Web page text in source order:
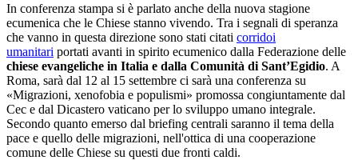
In conferenza stampa si è parlato anche della nuova stagione
ecumenica che le Chiese stanno vivendo. Tra i segnali di speranza
che vanno in questa direzione sono stati citati corridoi
umanitari portati avanti in spirito ecumenico dalla Federazione delle
chiese evangeliche in Italia e dalla Comunità di Sant’Egidio. A
Roma, sarà dal 12 al 15 settembre ci sarà una conferenza su
«Migrazioni, xenofobia e populismi» promossa congiuntamente dal
Cec e dal Dicastero vaticano per lo sviluppo umano integrale.
Secondo quanto emerso dal briefing centrali saranno il tema della
pace e quello delle migrazioni, nell'ottica di una cooperazione
comune delle Chiese su questi due fronti caldi.